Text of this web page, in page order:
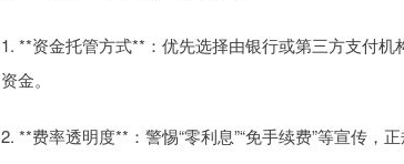
1. **资金托管方式**：优先选择由银行或第三方支付
资金。
2. **费率透明度**：警惕“零利息”“免手续费”等宣传，